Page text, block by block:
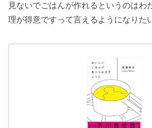
見ないでごはんが作れるというのは
理が得意ですって言えるようになりた